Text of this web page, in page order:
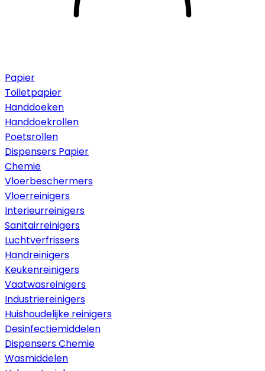
Papier
Toiletpapier
Handdoeken
Handdoekrollen
Poetsrollen
Dispensers Papier
Chemie
Vloerbeschermers
Vloerreinigers
Interieurreinigers
Sanitairreinigers
Luchtverfrissers
Handreinigers
Keukenreinigers
Vaatwasreinigers
Industriereinigers
Huishoudelijke reinigers
Desinfectiemiddelen
Dispensers Chemie
Wasmiddelen